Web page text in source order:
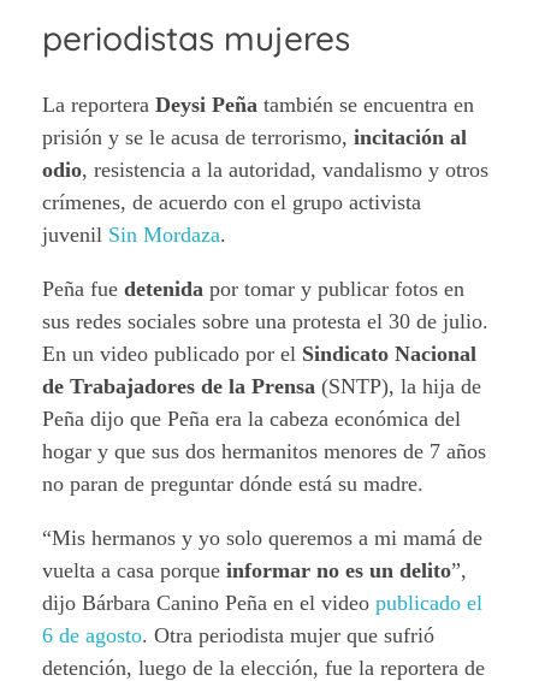
periodistas mujeres
La reportera Deysi Peña también se encuentra en
prisión y se le acusa de terrorismo, incitación al
odio, resistencia a la autoridad, vandalismo y otros
crímenes, de acuerdo con el grupo activista
juvenil Sin Mordaza.
Peña fue detenida por tomar y publicar fotos en
sus redes sociales sobre una protesta el 30 de julio.
En un video publicado por el Sindicato Nacional
de Trabajadores de la Prensa (SNTP), la hija de
Peña dijo que Peña era la cabeza económica del
hogar y que sus dos hermanitos menores de 7 años
no paran de preguntar dónde está su madre.
“Mis hermanos y yo solo queremos a mi mamá de
vuelta a casa porque informar no es un delito”,
dijo Bárbara Canino Peña en el video publicado el
6 de agosto. Otra periodista mujer que sufrió
detención, luego de la elección, fue la reportera de